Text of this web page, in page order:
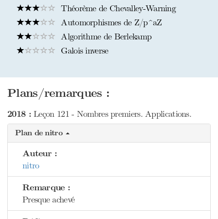
Théorème de Chevalley-Warning
Automorphismes de Z/p^aZ
Algorithme de Berlekamp
Galois inverse
Plans/remarques :
2018 :Leçon 121 - Nombres premiers. Applications.
Plan de nitro
Auteur :
nitro
Remarque :
Presque achevé